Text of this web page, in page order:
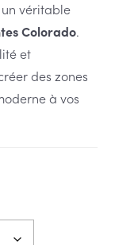
véritable
Colorado.
et
des zones
à vos